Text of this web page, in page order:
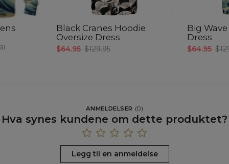
Black Cranes Hoodie
Oversize Dress
$64.95 $129.95
Big
Dress
$64.95
ANMELDELSER (0)
Hva synes kundene om dette produktet?
Legg til en anmeldelse